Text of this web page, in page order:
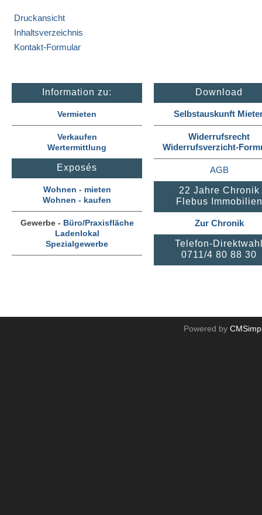
Druckansicht
Inhaltsverzeichnis
Kontakt-Formular
Information zu:
Vermieten
Verkaufen
Wertermittlung
Exposés
Wohnen - mieten
Wohnen - kaufen
Gewerbe - Büro/Praxisfläche
Ladenlokal
Spezialgewerbe
Download
Selbstauskunft
Widerrufsrecht
Widerrufsverzicht-
AGB
22 Jahre Chronik
Flebus Immobilien
Zur Chronik
Telefon-
0711/4 80 88 30
Powered by